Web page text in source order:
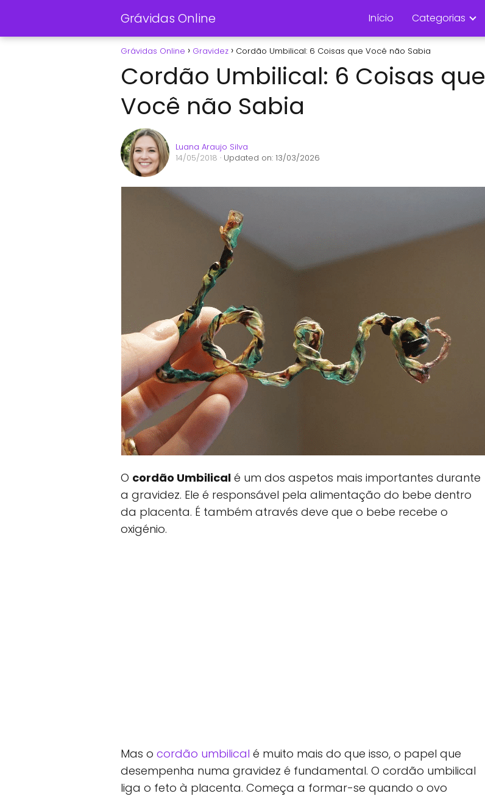
Grávidas Online Início Categorias
Grávidas Online Gravidez Cordão Umbilical: 6 Coisas que Você não Sabia
Cordão Umbilical: 6 Coisas que
Você não Sabia
Luana Araujo Silva
14/05/2018 · Updated on: 13/03/2026
O cordão Umbilical é um dos aspetos mais importantes durante
a gravidez. Ele é responsável pela alimentação do bebe dentro
da placenta. É também através deve que o bebe recebe o
oxigénio.
Mas o cordão umbilical é muito mais do que isso, o papel que
desempenha numa gravidez é fundamental. O cordão umbilical
liga o feto à placenta. Começa a formar-se quando o ovo